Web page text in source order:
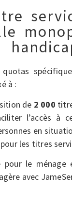
à :
de 2 000
l’accès à
en
les titres
pour le
avec